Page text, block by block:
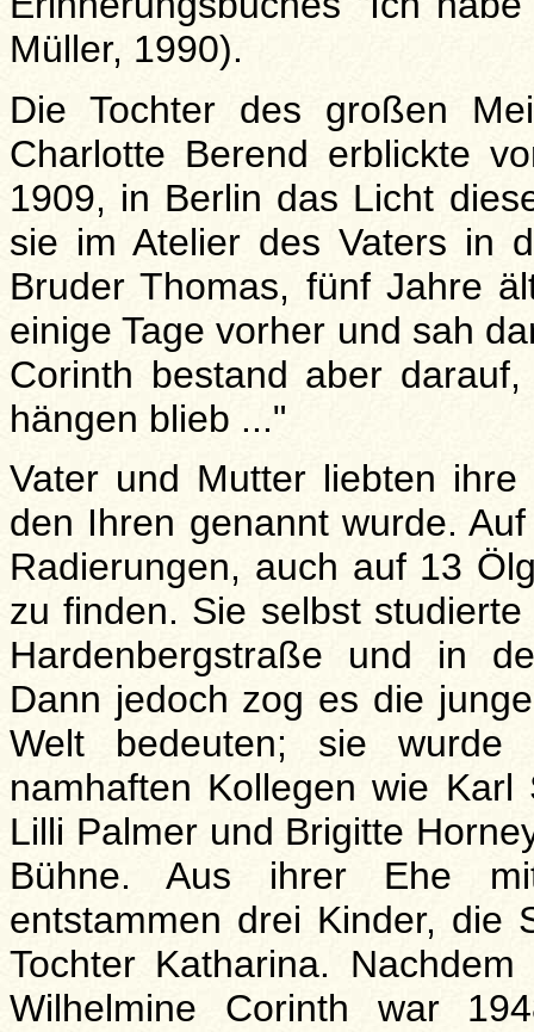
Müller, 1990).
Die Tochter des großen
Charlotte Berend erblickte
1909, in Berlin das Licht
sie im Atelier des Vaters in
Bruder Thomas, fünf Jahre
einige Tage vorher und sah
Corinth bestand aber darauf,
hängen blieb ..."
Vater und Mutter liebten
den Ihren genannt wurde.
Radierungen, auch auf 13
zu finden. Sie selbst
Hardenbergstraße und in
Dann jedoch zog es die
Welt bedeuten; sie wurde
namhaften Kollegen wie Karl
Lilli Palmer und Brigitte
Bühne. Aus ihrer Ehe
entstammen drei Kinder, die
Tochter Katharina.
Wilhelmine Corinth war